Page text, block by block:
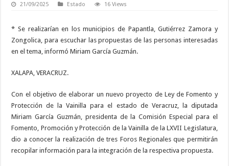
21/09/2025 Estado 16 Views
* Se realizarían en los municipios de Papantla, Gutiérrez Zamora y
Zongolica, para escuchar las propuestas de las personas interesadas
en el tema, informó Miriam García Guzmán.
XALAPA, VERACRUZ.
Con el objetivo de elaborar un nuevo proyecto de Ley de Fomento y
Protección de la Vainilla para el estado de Veracruz, la diputada
Miriam García Guzmán, presidenta de la Comisión Especial para el
Fomento, Promoción y Protección de la Vainilla de la LXVII Legislatura,
dio a conocer la realización de tres Foros Regionales que permitirán
recopilar información para la integración de la respectiva propuesta.